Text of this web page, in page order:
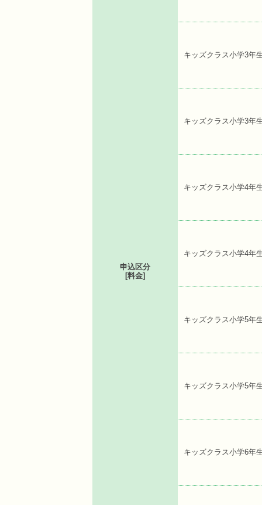
申込区分
[料金]
キッズクラス小学3年
キッズクラス小学3年
キッズクラス小学4年
キッズクラス小学4年
キッズクラス小学5年
キッズクラス小学5年
キッズクラス小学6年